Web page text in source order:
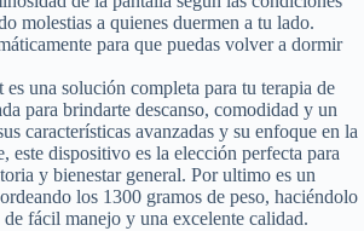
molestias a quienes duermen a tu lado.
para que puedas volver a dormir
una solución completa para tu terapia de
para brindarte descanso, comodidad y un
características avanzadas y su enfoque en la
este dispositivo es la elección perfecta para
y bienestar general. Por ultimo es un
los 1300 gramos de peso, haciéndolo
fácil manejo y una excelente calidad.